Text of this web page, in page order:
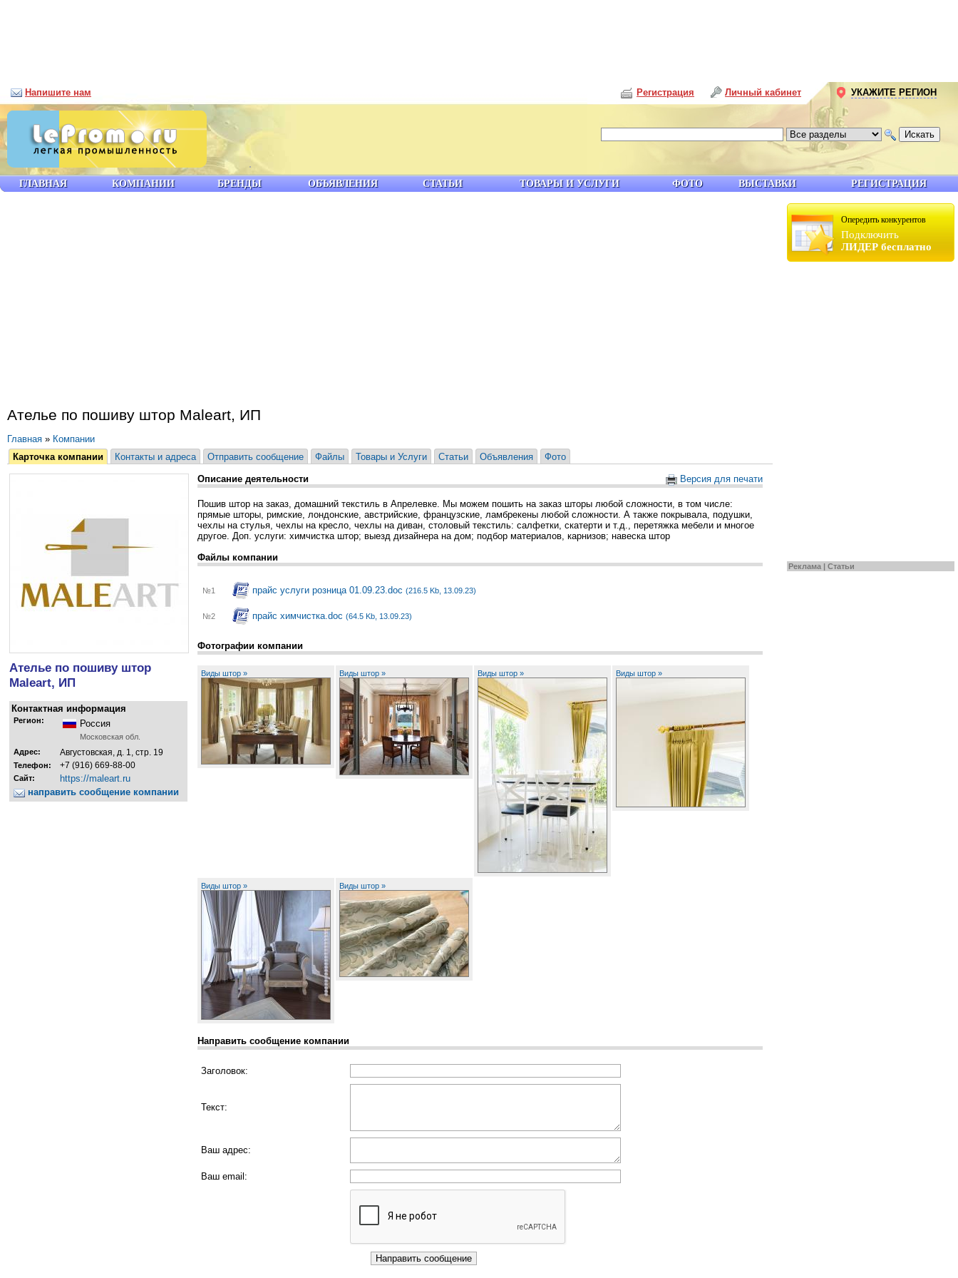
Опередить конкурентов
Подключить
ЛИДЕР бесплатно
Реклама | Статьи
Ателье по пошиву штор Maleart, ИП
Главная » Компании
Карточка компании
Контакты и адреса Отправить сообщение Файлы Товары и Услуги Статьи Объявления Фото
Ателье по пошиву штор
Maleart, ИП
Контактная информация
Регион: Россия
Московская обл.
Адрес:
Августовская, д. 1, стр. 19
Телефон: +7 (916) 669-88-00
Сайт:
https://maleart.ru
направить сообщение компании
Версия для печати
Описание деятельности
Пошив штор на заказ, домашний текстиль в Апрелевке. Мы можем пошить на заказ шторы любой сложности, в том числе:
прямые шторы, римские, лондонские, австрийские, французские, ламбрекены любой сложности. А также покрывала, подушки,
чехлы на стулья, чехлы на кресло, чехлы на диван, столовый текстиль: салфетки, скатерти и т.д., перетяжка мебели и многое
другое. Доп. услуги: химчистка штор; выезд дизайнера на дом; подбор материалов, карнизов; навеска штор
Файлы компании
№1 прайс услуги розница 01.09.23.doc (216.5 Kb, 13.09.23)
№2 прайс химчистка.doc (64.5 Kb, 13.09.23)
Фотографии компании
Виды штор » Виды штор » Виды штор » Виды штор »
Виды штор » Виды штор »
Направить сообщение компании
Заголовок:
Текст:
Ваш адрес:
Ваш email:
ГЛАВНАЯ КОМПАНИИ БРЕНДЫ ОБЪЯВЛЕНИЯ СТАТЬИ ТОВАРЫ И УСЛУГИ ФОТО ВЫСТАВКИ РЕГИСТРАЦИЯ
Напишите нам Личный кабинет
Регистрация УКАЖИТЕ РЕГИОН